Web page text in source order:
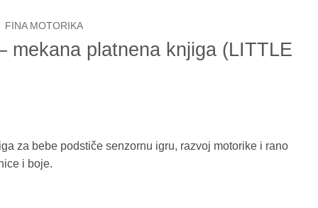
FINA MOTORIKA
mekana platnena knjiga (LITTLE
za bebe podstiče senzornu igru, razvoj motorike i rano
i boje.